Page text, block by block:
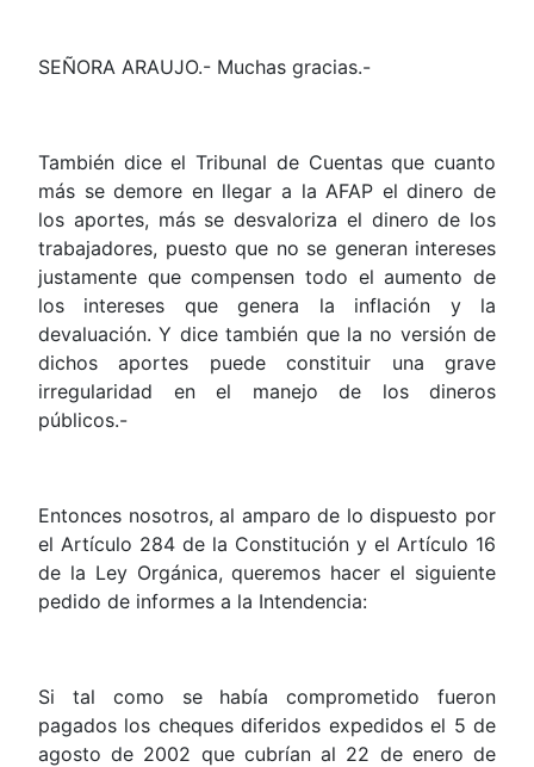
SEÑORA ARAUJO.- Muchas gracias.-
También dice el Tribunal de Cuentas que cuanto
más se demore en llegar a la AFAP el dinero de
los aportes, más se desvaloriza el dinero de los
trabajadores, puesto que no se generan intereses
justamente que compensen todo el aumento de
los intereses que genera la inflación y la
devaluación. Y dice también que la no versión de
dichos aportes puede constituir una grave
irregularidad en el manejo de los dineros
públicos.-
Entonces nosotros, al amparo de lo dispuesto por
el Artículo 284 de la Constitución y el Artículo 16
de la Ley Orgánica, queremos hacer el siguiente
pedido de informes a la Intendencia:
Si tal como se había comprometido fueron
pagados los cheques diferidos expedidos el 5 de
agosto de 2002 que cubrían al 22 de enero de